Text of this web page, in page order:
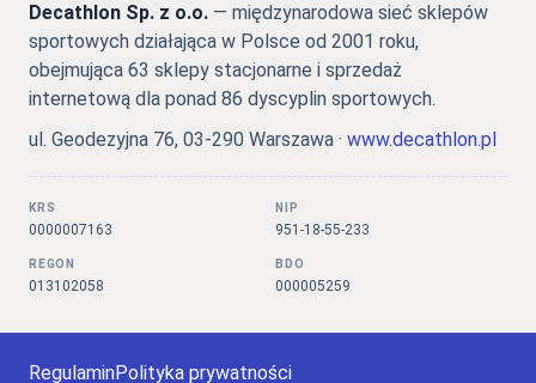
Decathlon Sp. z o.o. — międzynarodowa sieć sklepów
sportowych działająca w Polsce od 2001 roku,
obejmująca 63 sklepy stacjonarne i sprzedaż
internetową dla ponad 86 dyscyplin sportowych.
ul. Geodezyjna 76, 03-290 Warszawa · www.decathlon.pl
KRS
0000007163
NIP
951-18-55-233
REGON
013102058
BDO
000005259
RegulaminPolityka prywatności